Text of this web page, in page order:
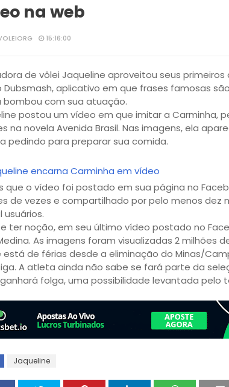
na web
15:16:00
de vôlei Jaqueline aproveitou seus
Dubsmash, aplicativo em que frases famosas
com sua atuação.
postou um vídeo em que imitar a Carminha,
na novela Avenida Brasil. Nas imagens, ela
pedindo para preparar sua comida.
encarna Carminha em vídeo
que o vídeo foi postado em sua página no
de vezes e compartilhado por pelo menos dez
usuários.
ter noção, em seu último vídeo postado no
As imagens foram visualizadas 2 milhões
está de férias desde a eliminação do Minas/
A atleta ainda não sabe se fará parte da
folga, uma possibilidade levantada pelo
Jaqueline